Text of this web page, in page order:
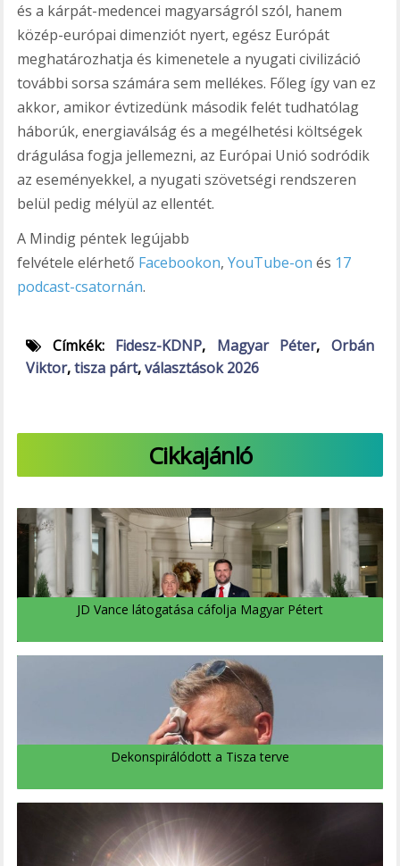
és a kárpát-medencei magyarságról szól, hanem
közép-európai dimenziót nyert, egész Európát
meghatározhatja és kimenetele a nyugati civilizáció
további sorsa számára sem mellékes. Főleg így van ez
akkor, amikor évtizedünk második felét tudhatólag
háborúk, energiaválság és a megélhetési költségek
drágulása fogja jellemezni, az Európai Unió sodródik
az eseményekkel, a nyugati szövetségi rendszeren
belül pedig mélyül az ellentét.
A Mindig péntek legújabb
felvétele elérhető Facebookon,YouTube-on és 17
podcast-csatornán.
Címkék: Fidesz-KDNP, Magyar Péter, Orbán
Viktor,tisza párt,választások 2026
Cikkajánló
JD Vance látogatása cáfolja Magyar Pétert
Dekonspirálódott a Tisza terve